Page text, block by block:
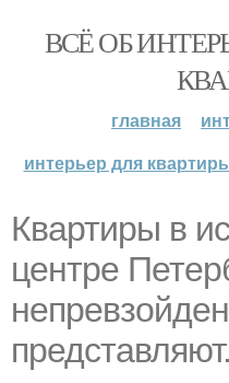
ВСЁ ОБ
главная
интерьер для
Квартиры в
центре
представляют.